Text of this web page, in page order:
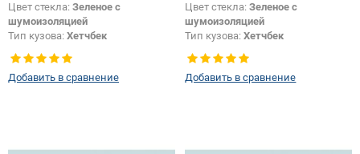
Цвет стекла: Зеленое с
шумоизоляцией
Тип кузова: Хетчбек
Добавить в сравнение
Цвет стекла:Зеленое с
шумоизоляцией
Тип кузова:Хетчбек
Добавить в сравнение